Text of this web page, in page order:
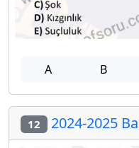
A B
12 2024-2025